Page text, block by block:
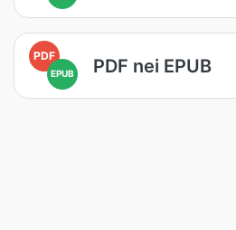
PDF
EPUB PDF nei EPUB